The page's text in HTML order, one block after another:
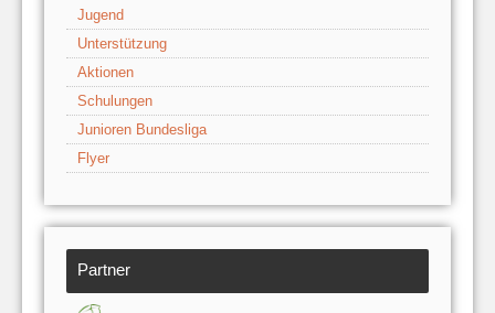
Jugend
Unterstützung
Aktionen
Schulungen
Junioren Bundesliga
Flyer
Partner